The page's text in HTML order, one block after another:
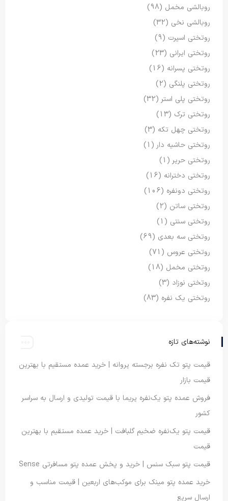
روبالشی مخمل (98)
روبالشی نخی (32)
روتختی اسپرت (9)
روتختی ایرانی (23)
روتختی پسرانه (16)
روتختی پلنگی (2)
روتختی پلی استر(32)
روتختی ترک (13)
روتختی چهل تکه (3)
روتختی حاشیه دار(1)
روتختی حریر(1)
روتختی دخترانه (16)
روتختی دونفره (106)
روتختی ساتن (2)
روتختی سنتی (1)
روتختی سه بعدی (69)
روتختی عروس (71)
روتختی مخمل (18)
روتختی نوزاد (3)
روتختی یک نفره (83)
نوشته‌های تازه
قیمت پتو تک نفره برجسته پروانه | خرید عمده مستقیم با بهترین
قیمت بازار
فروش عمده پتو یک‌نفره پریما با قیمت تولیدی و ارسال به سراسر
کشور
قیمت پتو یک‌نفره ضخیم گلبافت | خرید عمده مستقیم با بهترین
قیمت
قیمت پتو سبک سنس | خرید و پخش عمده پتو مسافرتی Sense
خرید عمده پتو مینک برای موکب‌های اربعین | قیمت مناسب و
ارسال سریع